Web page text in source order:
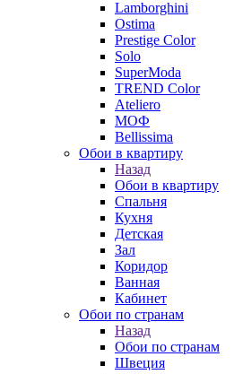
Lamborghini
Ostima
Prestige Color
Solo
SuperModa
TREND Color
Ateliero
МОФ
Bellissima
Обои в квартиру
Назад
Обои в квартиру
Спальня
Кухня
Детская
Зал
Коридор
Ванная
Кабинет
Обои по странам
Назад
Обои по странам
Швеция